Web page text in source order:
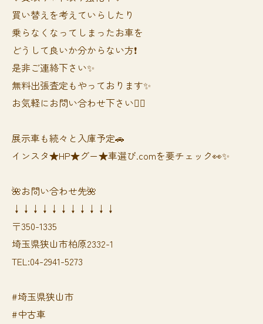
買い替えを考えていらしたり
乗らなくなってしまったお車を
どうして良いか分からない方❗️
是非ご連絡下さい✨
無料出張査定もやっております✨
お気軽にお問い合わせ下さい🙆‍♀️
展示車も続々と入庫予定🚗
インスタ★HP★グー★車選び.comを要チェック👀✨
🌺お問い合わせ先🌺
↓↓↓↓↓↓↓↓↓↓↓
〒350-1335
埼玉県狭山市柏原2332-1
TEL:04-2941-5273
#埼玉県狭山市
#中古車